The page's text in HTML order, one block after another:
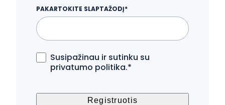
PAKARTOKITE SLAPTAŽODĮ*
Susipažinau ir sutinku su
privatumo politika.*
Registruotis